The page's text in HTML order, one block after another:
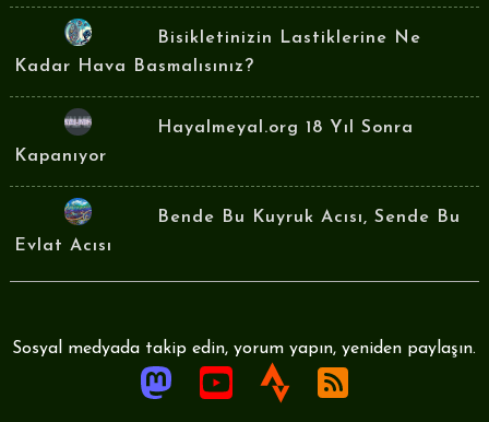
Bisikletinizin Lastiklerine Ne
Kadar Hava Basmalısınız?
Hayalmeyal.org 18 Yıl Sonra
Kapanıyor
Bende Bu Kuyruk Acısı, Sende Bu
Evlat Acısı
Sosyal medyada takip edin, yorum yapın, yeniden paylaşın.